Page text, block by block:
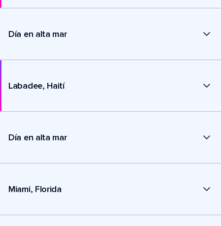
Día en alta mar
Labadee, Haití
Día en alta mar
Miami, Florida